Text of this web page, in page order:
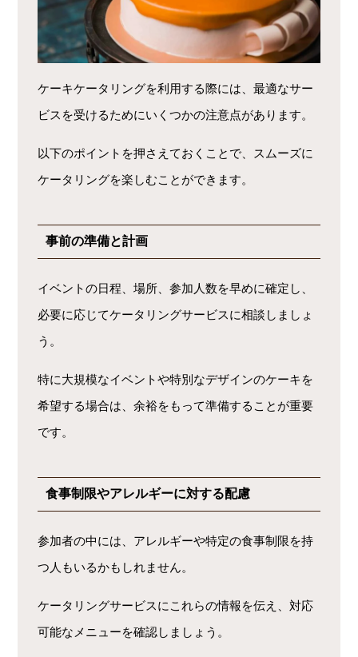
ケーキケータリングを利用する際には、最適なサー
ビスを受けるためにいくつかの注意点があります。
以下のポイントを押さえておくことで、スムーズに
ケータリングを楽しむことができます。
事前の準備と計画
イベントの日程、場所、参加人数を早めに確定し、
必要に応じてケータリングサービスに相談しましょ
う。
特に大規模なイベントや特別なデザインのケーキを
希望する場合は、余裕をもって準備することが重要
です。
食事制限やアレルギーに対する配慮
参加者の中には、アレルギーや特定の食事制限を持
つ人もいるかもしれません。
ケータリングサービスにこれらの情報を伝え、対応
可能なメニューを確認しましょう。